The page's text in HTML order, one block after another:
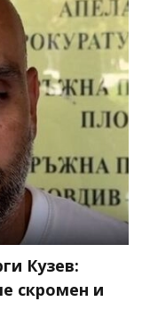
Кузев:
скромен и